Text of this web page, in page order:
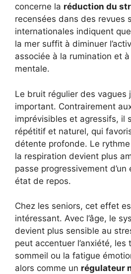
concerne la réduction du
recensées dans des revues
internationales indiquent
la mer suffit à diminuer
associée à la rumination et
mentale.
Le bruit régulier des vagues
important. Contrairement
imprévisibles et agressifs, il
répétitif et naturel, qui
détente profonde. Le
la respiration devient plus
passe progressivement d’un
état de repos.
Chez les seniors, cet effet
intéressant. Avec l’âge, le
devient plus sensible au
peut accentuer l’anxiété, les
sommeil ou la fatigue
alors comme un régulateur